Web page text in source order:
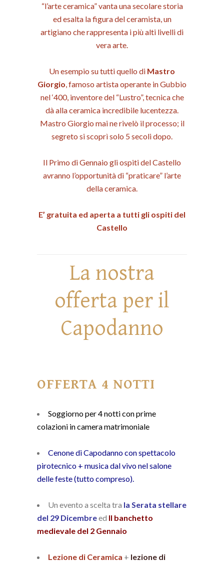
“l’arte ceramica” vanta una secolare storia
ed esalta la figura del ceramista, un
artigiano che rappresenta i più alti livelli di
vera arte.
Un esempio su tutti quello di Mastro
Giorgio , famoso artista operante in Gubbio
nel ‘400, inventore del “Lustro”, tecnica che
dà alla ceramica incredibile lucentezza.
Mastro Giorgio mai ne rivelò il processo; il
segreto si scoprì solo 5 secoli dopo.
Il Primo di Gennaio gli ospiti del Castello
avranno l’opportunità di “praticare” l’arte
della ceramica.
E’ gratuita ed aperta a tutti gli ospiti del
Castello
La nostra
offerta per il
Capodanno
OFFERTA 4 NOTTI
Soggiorno per 4 notti con prime
colazioni in camera matrimoniale
Cenone di Capodanno con spettacolo
pirotecnico + musica dal vivo nel salone
delle feste (tutto compreso).
Un evento a scelta tra la Serata stellare
del 29 Dicembreed Il banchetto
medievale del 2 Gennaio
Lezione di Ceramica + lezione di